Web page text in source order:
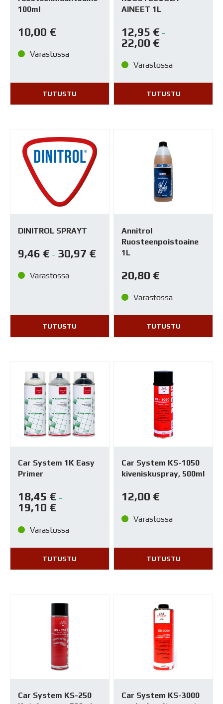
100ml
10,00 €
Varastossa
TUTUSTU
AINEET 1L
12,95 € –
22,00 €
Varastossa
TUTUSTU
DINITROL SPRAYT
9,46 € – 30,97 €
Varastossa
TUTUSTU
Annitrol
Ruosteenpoistoaine
1L
20,80 €
Varastossa
TUTUSTU
Car System 1K Easy
Primer
18,45 € –
19,10 €
Varastossa
TUTUSTU
Car System KS-1050
kiveniskuspray, 500ml
12,00 €
Varastossa
TUTUSTU
Car System KS-250
Car System KS-3000